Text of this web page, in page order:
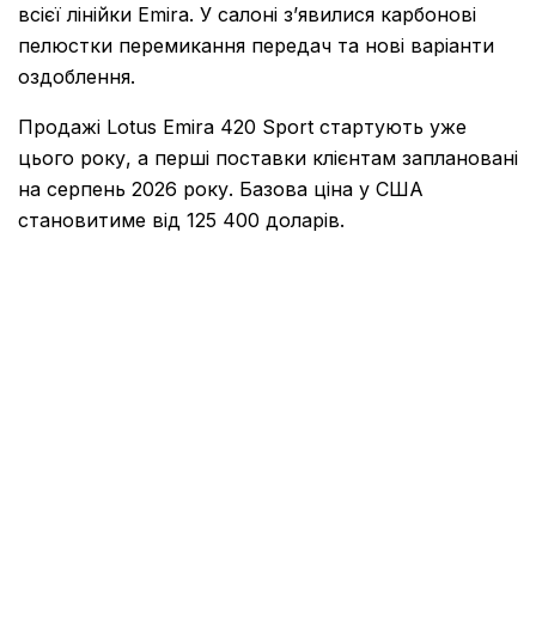
всієї лінійки Emira. У салоні з’явилися карбонові
пелюстки перемикання передач та нові варіанти
оздоблення.
Продажі Lotus Emira 420 Sport стартують уже
цього року, а перші поставки клієнтам заплановані
на серпень 2026 року. Базова ціна у США
становитиме від 125 400 доларів.